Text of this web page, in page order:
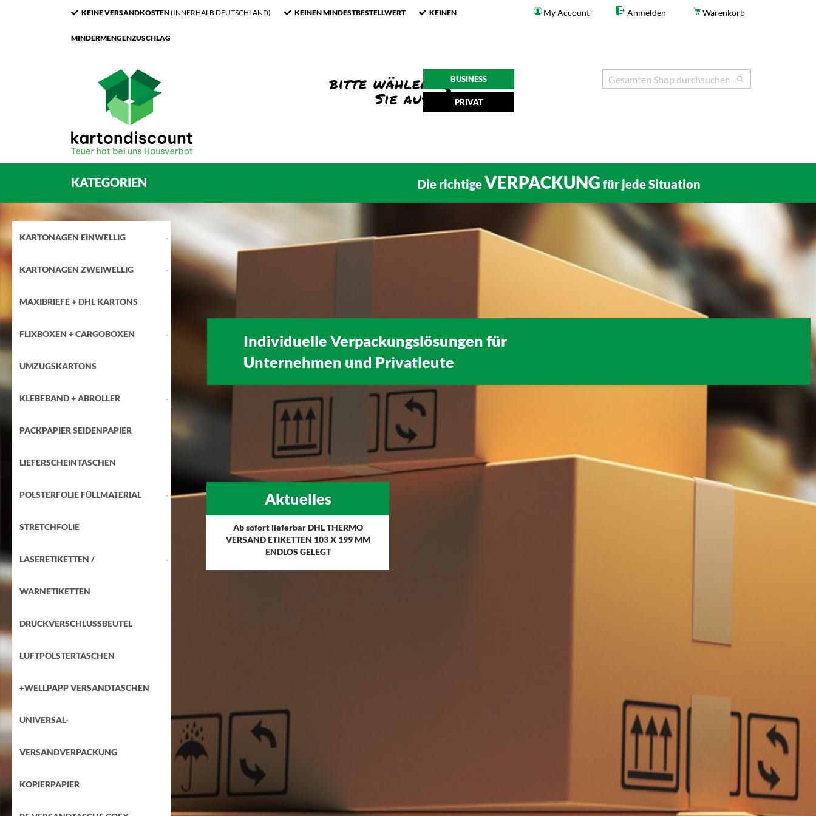
KEINE VERSANDKOSTEN(INNERHALB DEUTSCHLAND) KEINEN MINDESTBESTELLWERT KEINEN
MINDERMENGENZUSCHLAG
My Account Anmelden Warenkorb
BUSINESS
PRIVAT
Search
KATEGORIEN Die richtigeVERPACKUNG für jede Situation
Individuelle Verpackungslösungen für
Unternehmen und Privatleute
Aktuelles
Ab sofort lieferbar DHL THERMO
VERSAND ETIKETTEN 103 X 199 MM
ENDLOS GELEGT
KARTONAGEN EINWELLIG
KARTONAGEN ZWEIWELLIG
MAXIBRIEFE + DHL KARTONS
FLIXBOXEN + CARGOBOXEN
UMZUGSKARTONS
KLEBEBAND + ABROLLER
PACKPAPIER SEIDENPAPIER
LIEFERSCHEINTASCHEN
POLSTERFOLIE FÜLLMATERIAL
STRETCHFOLIE
LASERETIKETTEN /
WARNETIKETTEN
DRUCKVERSCHLUSSBEUTEL
LUFTPOLSTERTASCHEN
+WELLPAPP VERSANDTASCHEN
UNIVERSAL-
VERSANDVERPACKUNG
KOPIERPAPIER